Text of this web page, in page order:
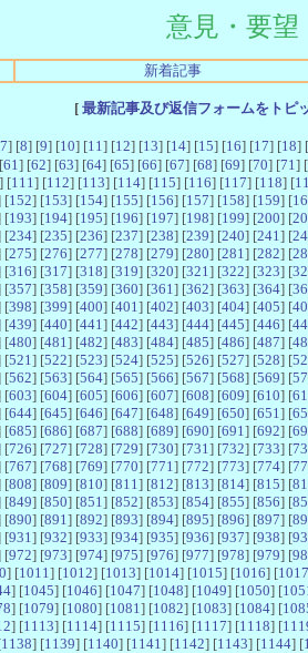
意見・要望
新着記事
[最新記事及び返信フォームをトピ
7] [8] [9] [10] [11 ] [12] [13] [14] [15] [16] [17] [18] [
61 ] [62] [63] [64] [65] [66] [67] [68] [69] [70] [71 ] [
] [111 ] [112] [113] [114] [115] [116] [117] [118] [
[152] [153] [154] [155] [156] [157] [158] [159] [
[193] [194] [195] [196] [197] [198] [199] [200] [
[234] [235] [236] [237] [238] [239] [240] [241 ] [
[275] [276] [277] [278] [279] [280] [281 ] [282] [
[316] [317] [318] [319] [320] [321 ] [322] [323] [
[357] [358] [359] [360] [361 ] [362] [363] [364] [
[398] [399] [400] [401 ] [402] [403] [404] [405] [
[439] [440] [441 ] [442] [443] [444] [445] [446] [
[480] [481 ] [482] [483] [484] [485] [486] [487] [
[521 ] [522] [523] [524] [525] [526] [527] [528] [
[562] [563] [564] [565] [566] [567] [568] [569] [
[603] [604] [605] [606] [607] [608] [609] [610] [
[644] [645] [646] [647] [648] [649] [650] [651 ] [
[685] [686] [687] [688] [689] [690] [691 ] [692] [
[726] [727] [728] [729] [730] [731 ] [732] [733] [
[767] [768] [769] [770] [771 ] [772] [773] [774] [
[808] [809] [810] [811 ] [812] [813] [814] [815] [
[849] [850] [851 ] [852] [853] [854] [855] [856] [
[890] [891 ] [892] [893] [894] [895] [896] [897] [
[931 ] [932] [933] [934] [935] [936] [937] [938] [
[972] [973] [974] [975] [976] [977] [978] [979] [
] [1011 ] [1012] [1013] [1014] [1015] [1016] [1017
] [1045] [1046] [1047] [1048] [1049] [1050] [
] [1079] [1080] [1081 ] [1082] [1083] [1084] [
] [1113] [1114] [1115] [1116] [1117] [1118] [
1138] [1139] [1140] [1141 ] [1142] [1143] [1144] [